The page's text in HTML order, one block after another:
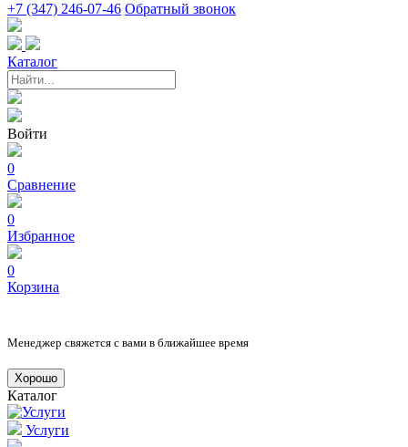
+7 (347) 246-07-46 Обратный звонок
Каталог
Войти
0
Сравнение
0
Избранное
0
Корзина
Менеджер свяжется с вами в ближайшее время
Хорошо
Каталог
Услуги